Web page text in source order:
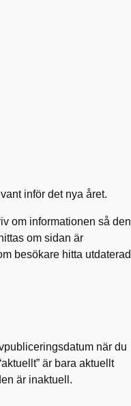
inför det nya året.
om informationen så den
om sidan är
besökare hitta utdaterad
när du
är bara aktuellt
är inaktuell.